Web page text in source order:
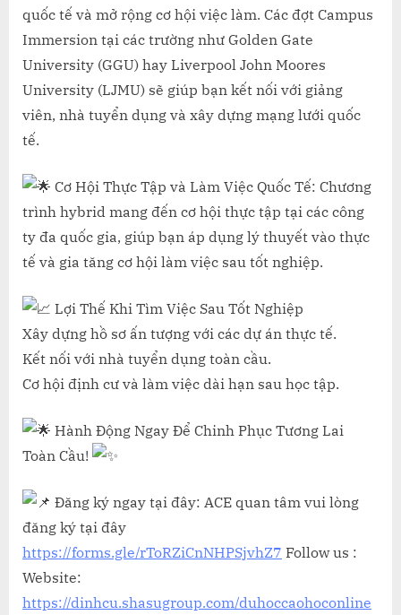
NGHỀ
VỚI
quốc tế và mở rộng cơ hội việc làm. Các đợt Campus
Immersion tại các trường như Golden Gate
University (GGU) hay Liverpool John Moores
University (LJMU) sẽ giúp bạn kết nối với giảng
viên, nhà tuyển dụng và xây dựng mạng lưới quốc
tế.
Cơ Hội Thực Tập và Làm Việc Quốc Tế: Chương
trình hybrid mang đến cơ hội thực tập tại các công
ty đa quốc gia, giúp bạn áp dụng lý thuyết vào thực
tế và gia tăng cơ hội làm việc sau tốt nghiệp.
Lợi Thế Khi Tìm Việc Sau Tốt Nghiệp
Xây dựng hồ sơ ấn tượng với các dự án thực tế.
Kết nối với nhà tuyển dụng toàn cầu.
Cơ hội định cư và làm việc dài hạn sau học tập.
Hành Động Ngay Để Chinh Phục Tương Lai
Toàn Cầu!
Đăng ký ngay tại đây: ACE quan tâm vui lòng
đăng ký tại đây
https://forms.gle/rToRZiCnNHPSjvhZ7 Follow us :
Website:
https://dinhcu.shasugroup.com/duhoccaohoconline